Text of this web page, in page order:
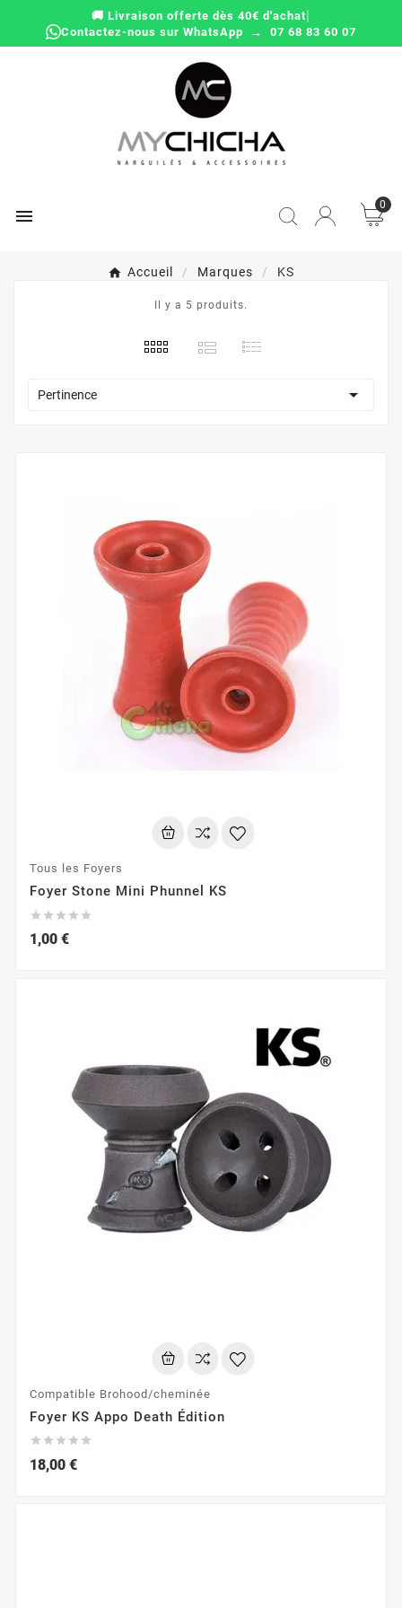
🚚 Livraison offerte dès 40€ d'achat|
Contactez-nous sur WhatsApp → 07 68 83 60 07

0
Accueil Marques KS
Il y a 5 produits.
Pertinence 
Tous les Foyers
Foyer Stone Mini Phunnel KS
    
1,00 €
Compatible Brohood/cheminée
Foyer KS Appo Death Édition
    
18,00 €